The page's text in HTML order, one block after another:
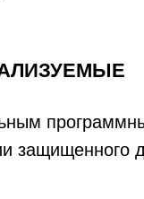
защищенного